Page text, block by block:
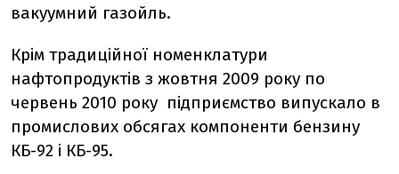
вакуумний газойль.
Крім традиційної номенклатури
нафтопродуктів з жовтня 2009 року по
червень 2010 року підприємство випускало в
промислових обсягах компоненти бензину
КБ-92 і КБ-95.